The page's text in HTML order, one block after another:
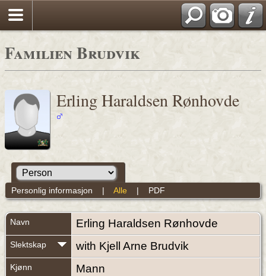
Familien Brudvik
Erling Haraldsen Rønhovde
Personlig informasjon | Alle | PDF
Navn Erling Haraldsen Rønhovde
Slektskap with Kjell Arne Brudvik
Kjønn Mann